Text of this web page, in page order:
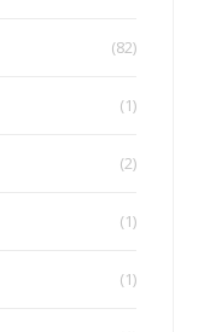
(82)
(1)
(2)
(1)
(1)